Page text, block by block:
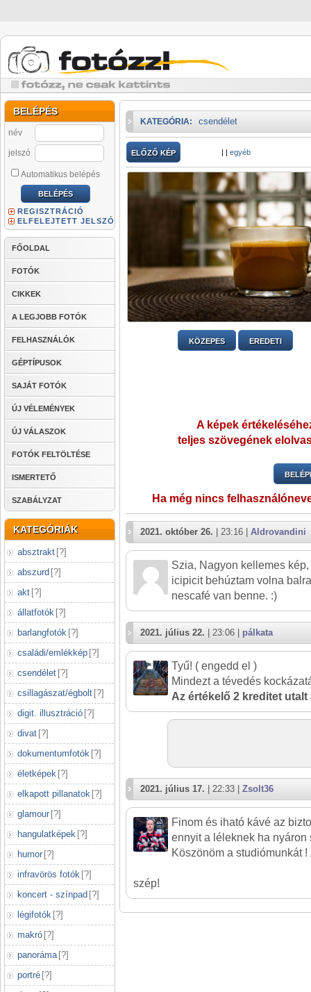
BELÉPÉS
név
jelszó
Automatikus belépés
REGISZTRÁCIÓ
ELFELEJTETT JELSZÓ
FŐOLDAL
FOTÓK
CIKKEK
A LEGJOBB FOTÓK
FELHASZNÁLÓK
GÉPTÍPUSOK
SAJÁT FOTÓK
ÚJ VÉLEMÉNYEK
ÚJ VÁLASZOK
FOTÓK FELTÖLTÉSE
ISMERTETŐ
SZABÁLYZAT
KATEGÓRIÁK
absztrakt [?]
abszurd [?]
akt [?]
állatfotók [?]
barlangfotók [?]
családi/emlékkép [?]
csendélet [?]
csillagászat/égbolt [?]
digit. illusztráció [?]
divat [?]
dokumentumfotók [?]
életképek [?]
elkapott pillanatok [?]
glamour [?]
hangulatképek [?]
humor [?]
infravörös fotók [?]
koncert - színpad [?]
légifotók [?]
makró [?]
panoráma [?]
portré [?]
KATEGÓRIA: csendélet
ELŐZŐ KÉP | | egyéb
KÖZEPES EREDETI
A képek
teljes szövegének
Ha még nincs
2021. október 26. | 23:16 | Aldrovandini
Szia, Nagyon kellemes
icipicit behúztam volna
nescafé van benne. :)
2021. július 22. | 23:06 | pálkata
Tyű! ( engedd el )
Mindezt a tévedés
Az értékelő 2 kreditet
2021. július 17. | 22:33 | Zsolt36
Finom és iható kávé az
ennyit a léleknek ha nyáron
Köszönöm a studiómunkát
szép!